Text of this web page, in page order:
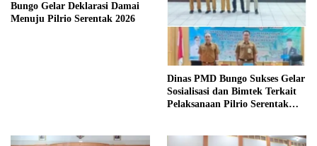
Bungo Gelar Deklarasi Damai
Menuju Pilrio Serentak 2026
Dinas PMD Bungo Sukses Gelar
Sosialisasi dan Bimtek Terkait
Pelaksanaan Pilrio Serentak